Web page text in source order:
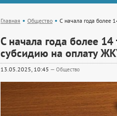
Главная Общество С начала года более
С начала года более
субсидию на оплату
13.05.2025, 10:45 — Общество